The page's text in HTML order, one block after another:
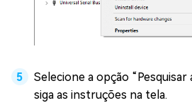
Selecione a opção
siga as instruções na tela.